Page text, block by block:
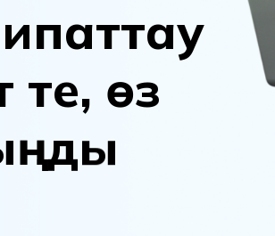
ипаттау
те, өз
ңды